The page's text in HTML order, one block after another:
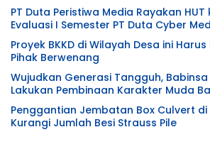
PT Duta Peristiwa Media Rayakan
Evaluasi I Semester PT Duta Cyber
Proyek BKKD di Wilayah Desa ini
Pihak Berwenang
Wujudkan Generasi Tangguh,
Lakukan Pembinaan Karakter Muda
Penggantian Jembatan Box Culvert
Kurangi Jumlah Besi Strauss Pile